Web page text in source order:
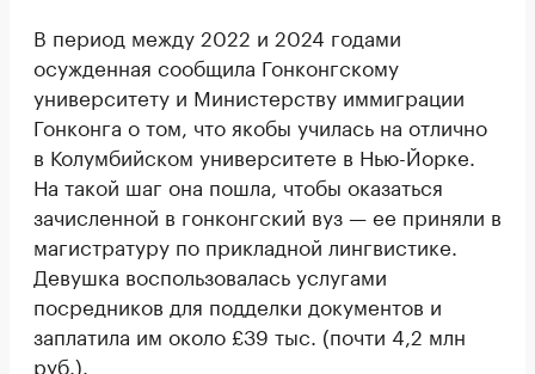
В период между 2022 и 2024 годами
осужденная сообщила Гонконгскому
университету и Министерству иммиграции
Гонконга о том, что якобы училась на отлично
в Колумбийском университете в Нью-Йорке.
На такой шаг она пошла, чтобы оказаться
зачисленной в гонконгский вуз — ее приняли в
магистратуру по прикладной лингвистике.
Девушка воспользовалась услугами
посредников для подделки документов и
заплатила им около £39 тыс. (почти 4,2 млн
руб.).